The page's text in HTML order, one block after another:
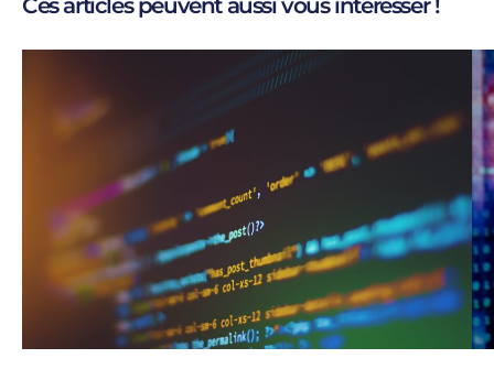
Ces articles peuvent aussi vous intéresser !